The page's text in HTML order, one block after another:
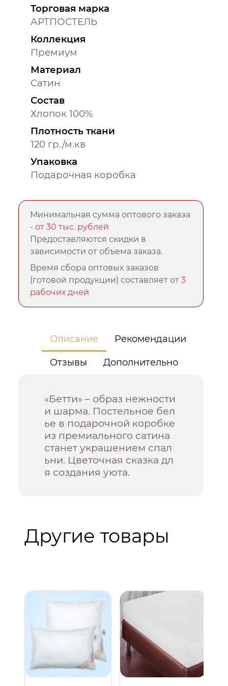
Торговая марка
АРТПОСТЕЛЬ
Коллекция
Премиум
Материал
Сатин
Состав
Хлопок 100%
Плотность ткани
120 гр./м.кв
Упаковка
Подарочная коробка
Минимальная сумма оптового заказа
-от 30 тыс. рублей
Предоставляются скидки в
зависимости от объема заказа.
Время сбора оптовых заказов
(готовой продукции) составляетот 3
рабочих дней
Описание Рекомендации
Отзывы Дополнительно
«Бетти» – образ нежности
и шарма. Постельное бел
ье в подарочной коробке
из премиального сатина
станет украшением спал
ьни. Цветочная сказка дл
я создания уюта.
Другие товары